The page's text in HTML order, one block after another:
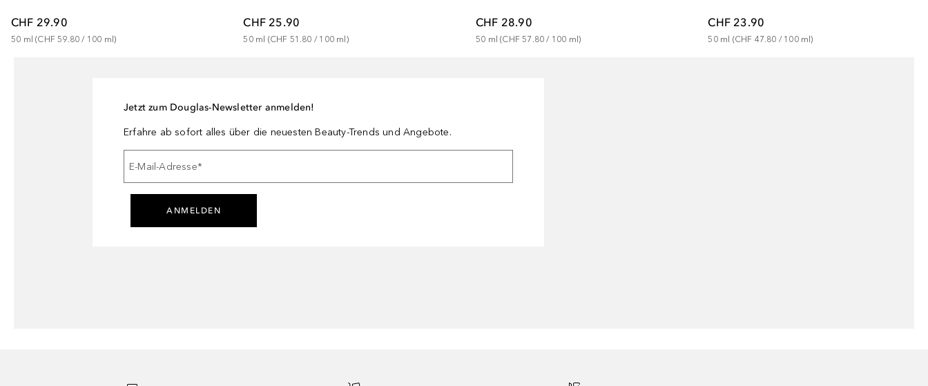
CHF 29.90
50 ml (CHF 59.80 / 100 ml)
CHF 25.90
50 ml (CHF 51.80 / 100 ml )
CHF 28.90
50 ml (CHF 57.80 / 100 ml)
CHF 23.90
50 ml (CHF 47.80 / 100 ml)
Jetzt zum Douglas-Newsletter anmelden!
Erfahre ab sofort alles über die neuesten Beauty-Trends und Angebote.
E-Mail-Adresse*
ANMELDEN